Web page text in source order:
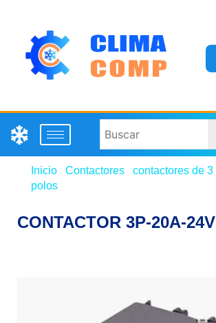
Inicio Contactores
contactores de 3
polos
CONTACTOR 3P-20A-24V